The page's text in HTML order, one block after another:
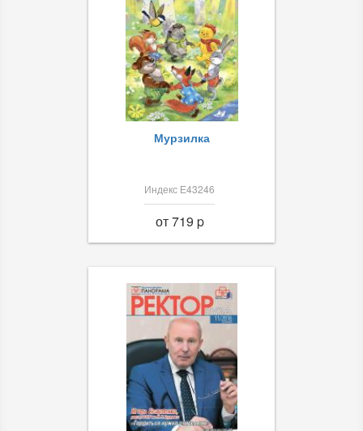
Мурзилка
Индекс Е43246
от 719 p